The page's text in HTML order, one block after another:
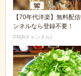
【70年代洋楽】無料配
ンネルなら登録不要！
PR(Rチャンネル)